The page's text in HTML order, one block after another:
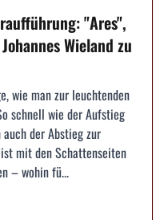
"Ares",
Wieland zu
wie man zur leuchtenden
schnell wie der Aufstieg
der Abstieg zur
mit den Schattenseiten
– wohin fü...